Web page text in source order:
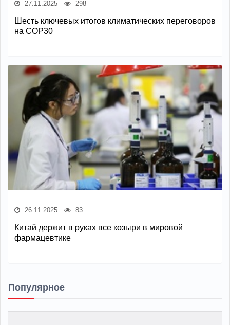
27.11.2025 298
Шесть ключевых итогов климатических переговоров
на COP30
26.11.2025 83
Китай держит в руках все козыри в мировой
фармацевтике
Популярное